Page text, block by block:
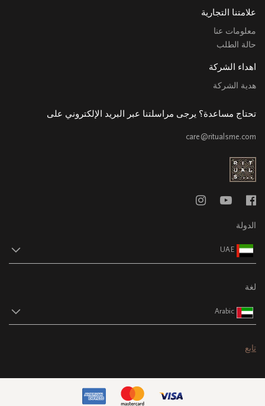
علامتنا التجارية
معلومات عنا
حالة الطلب
اهداء الشركة
هدية الشركة
تحتاج مساعدة؟ يرجى مراسلتنا عبر البريد الإلكتروني على
care@ritualsme.com
الدولة
UAE
لغة
Arabic
تابع